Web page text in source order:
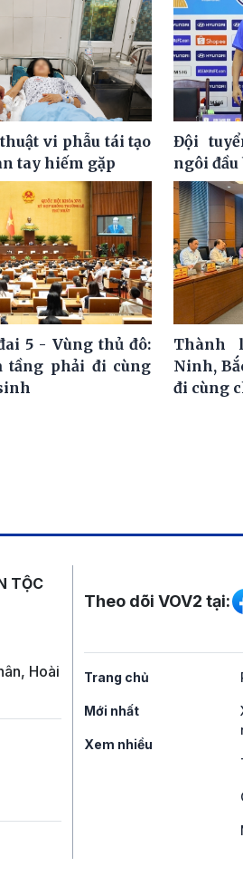
vi phẫu tái tạo
tay hiếm gặp
Đội
ngôi đầu
5 - Vùng thủ đô:
tầng phải đi cùng
Thành
Ninh,
đi cùng
TỘC
Hoài
Mạng xã
Theo dõi VOV2 tại:
Trang chủ
Mới nhất
Xem nhiều